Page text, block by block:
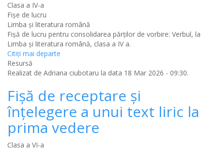
Clasa a IV-a
Fișe de lucru
Limba şi literatura română
Fișă de lucru pentru consolidarea părților de vorbire: Verbul, la
Limba și literatura română, clasa a IV a.
Citiţi mai departe
Resursă
Realizat de Adriana ciubotaru la data 18 Mar 2026 - 09:30.
Fişă de receptare şi
înţelegere a unui text liric la
prima vedere
Clasa a VI-a